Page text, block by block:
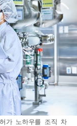
가 노하우를 조직 차